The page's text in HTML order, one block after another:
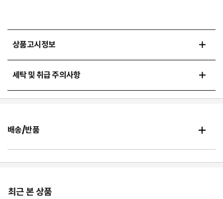
상품고시정보
세탁 및 취급 주의사항
배송/반품
최근 본 상품